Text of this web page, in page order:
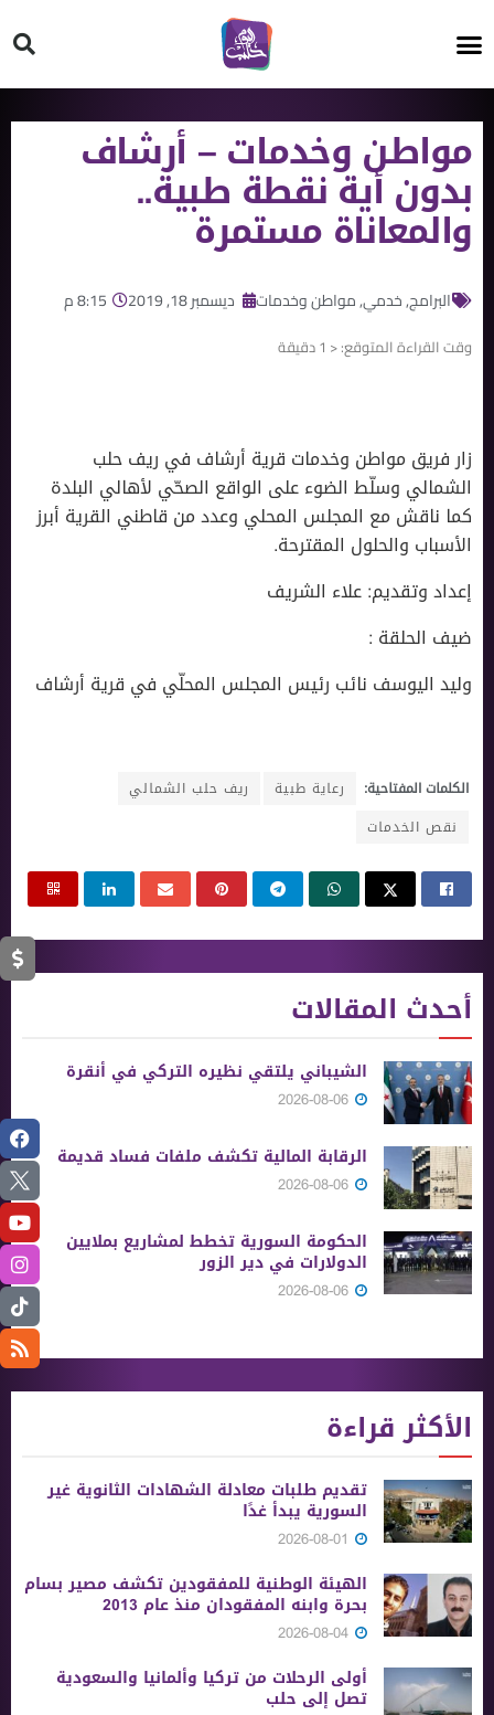
مواطن وخدمات – أرشاف
بدون أية نقطة طبية..
والمعاناة مستمرة
البرامج,خدمي,مواطن وخدمات ديسمبر 18, 2019 8:15 م
وقت القراءة المتوقع:< 1 دقيقة
زار فريق مواطن وخدمات قرية أرشاف في ريف حلب
الشمالي وسلّط الضوء على الواقع الصحّي لأهالي البلدة
كما ناقش مع المجلس المحلي وعدد من قاطني القرية أبرز
الأسباب والحلول المقترحة.
إعداد وتقديم: علاء الشريف
ضيف الحلقة :
وليد اليوسف نائب رئيس المجلس المحلّي في قرية أرشاف
الكلمات المفتاحية: رعاية طبية
ريف حلب الشمالي
نقص الخدمات
أحدث المقالات
الشيباني يلتقي نظيره التركي في أنقرة
الرقابة المالية تكشف ملفات فساد قديمة
الحكومة السورية تخطط لمشاريع بملايين
الدولارات في دير الزور
الأكثر قراءة
تقديم طلبات معادلة الشهادات الثانوية ‏غير
السورية يبدأ غدًا
الهيئة الوطنية للمفقودين تكشف مصير بسام
بحرة وابنه المفقودان منذ عام 2013
أولى الرحلات من ‏تركيا وألمانيا والسعودية
تصل إلى حلب